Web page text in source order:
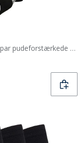
New Balance Ti par pudeforstærkede strømper Sort/Hvid